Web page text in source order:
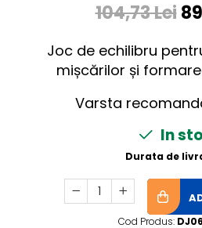
104,73 Lei
Joc de echilibru
mișcărilor și
Varsta
In
Durata de
Cod Produs: